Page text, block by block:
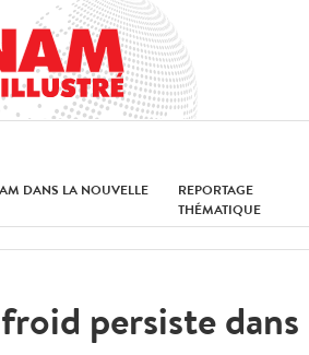
DANS LA NOUVELLE
REPORTAGE
THÉMATIQUE
persiste